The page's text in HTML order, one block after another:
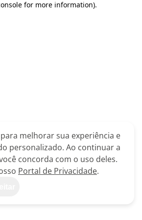
for more information).
melhorar sua experiência e
personalizado. Ao continuar a
concorda com o uso deles.
Portal de Privacidade.